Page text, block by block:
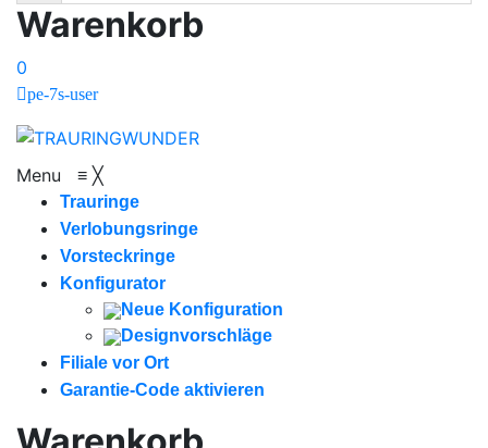
Warenkorb
0
pe-7s-user
Menu ≡ ╳
Trauringe
Verlobungsringe
Vorsteckringe
Konfigurator
Neue Konfiguration
Designvorschläge
Filiale vor Ort
Garantie-Code aktivieren